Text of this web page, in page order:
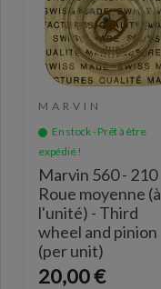
MARVIN
En stock - Prêt à être
expédié !
Marvin 560 - 210
Roue moyenne (à
l'unité) - Third
wheel and pinion
(per unit)
20,00 €